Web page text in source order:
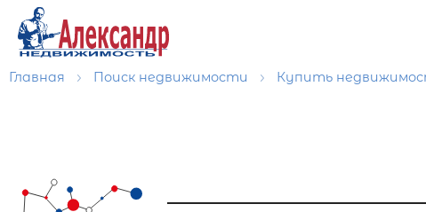
Главная Поиск недвижимости Купить